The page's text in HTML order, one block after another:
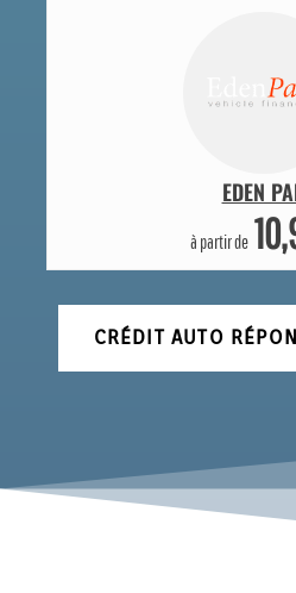
EDEN
à partir de
CRÉDIT AUTO